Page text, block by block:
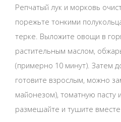
Репчатый лук и морковь
порежьте тонкими
терке. Выложите овощи в
растительным маслом,
(примерно 10 минут). Затем
готовите взрослым, можно
майонезом), томатную пасту
размешайте и тушите вместе